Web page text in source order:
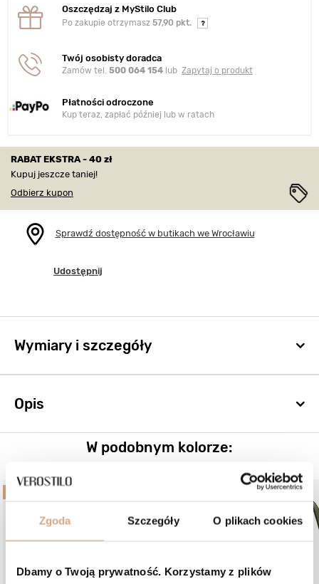
Zgoda Szczegóły O plikach cookies
Dbamy o Twoją prywatność. Korzystamy z plików
Oszczędzaj z MyStilo Club
Po zakupie otrzymasz 57,90 pkt.
Twój osobisty doradca
Zamów tel. 500 064 154 lub Zapytaj o produkt
Płatności odroczone
Kup teraz, zapłać później lub w ratach
RABAT EKSTRA - 40 zł
Kupuj jeszcze taniej!
Odbierz kupon
Sprawdź dostępność w butikach we Wrocławiu
Udostępnij
Wymiary i szczegóły
Opis
W podobnym kolorze: